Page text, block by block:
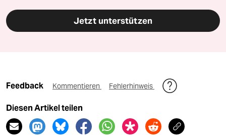
Jetzt unterstützen
Feedback Kommentieren Fehlerhinweis
Diesen Artikel teilen